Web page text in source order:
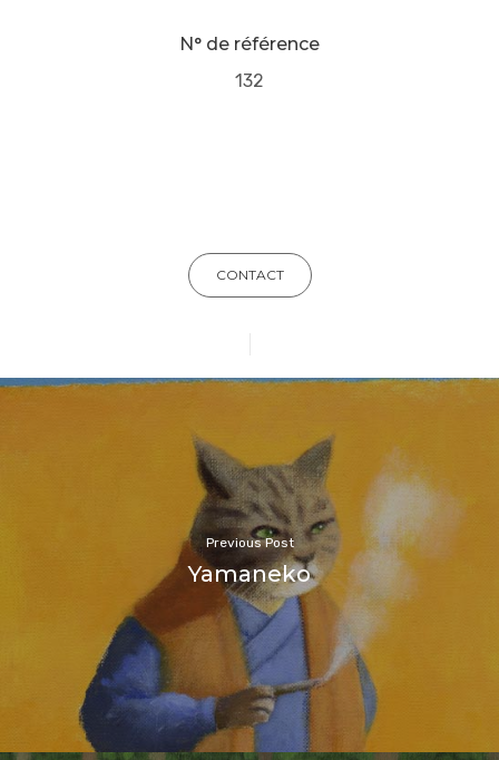
N° de référence
132
CONTACT
Previous Post
Yamaneko